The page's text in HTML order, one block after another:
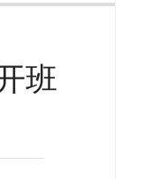
班